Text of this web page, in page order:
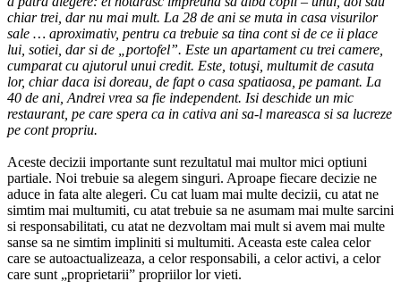
chiar trei, dar nu mai mult. La 28 de ani se muta in casa visurilor
sale … aproximativ, pentru ca trebuie sa tina cont si de ce ii place
lui, sotiei, dar si de „portofel”. Este un apartament cu trei camere,
cumparat cu ajutorul unui credit. Este, totuşi, multumit de casuta
lor, chiar daca isi doreau, de fapt o casa spatiaosa, pe pamant. La
40 de ani, Andrei vrea sa fie independent. Isi deschide un mic
restaurant, pe care spera ca in cativa ani sa-l mareasca si sa lucreze
pe cont propriu.
Aceste decizii importante sunt rezultatul mai multor mici optiuni
partiale. Noi trebuie sa alegem singuri. Aproape fiecare decizie ne
aduce in fata alte alegeri. Cu cat luam mai multe decizii, cu atat ne
simtim mai multumiti, cu atat trebuie sa ne asumam mai multe sarcini
si responsabilitati, cu atat ne dezvoltam mai mult si avem mai multe
sanse sa ne simtim impliniti si multumiti. Aceasta este calea celor
care se autoactualizeaza, a celor responsabili, a celor activi, a celor
care sunt „proprietarii” propriilor lor vieti.